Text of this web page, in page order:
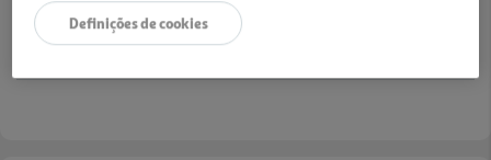
Definições de cookies